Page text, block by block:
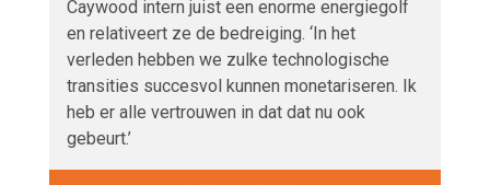
Caywood intern juist een enorme energiegolf
en relativeert ze de bedreiging. ‘In het
verleden hebben we zulke technologische
transities succesvol kunnen monetariseren. Ik
heb er alle vertrouwen in dat dat nu ook
gebeurt.’